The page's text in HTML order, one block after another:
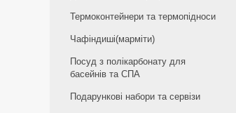
Термоконтейнери та термопідноси
Чафіндиші(марміти)
Посуд з полікарбонату для
басейнів та СПА
Подарункові набори та сервізи